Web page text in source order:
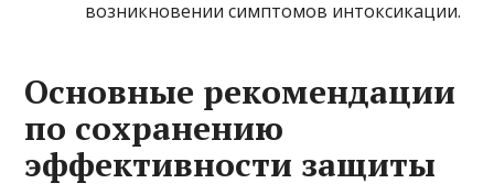
возникновении симптомов интоксикации.
Основные рекомендации
по сохранению
эффективности защиты